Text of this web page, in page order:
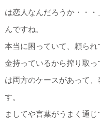
は恋人なんだろうか・・
んですね。
本当に困っていて、頼ら
金持っているから搾り取
は両方のケースがあって
す。
ましてや言葉がうまく通